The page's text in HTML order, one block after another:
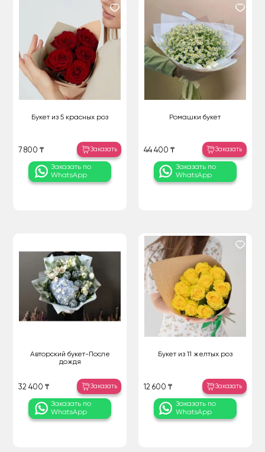
Букет из 5 красных роз
7 800 ₸ Заказать
Заказать по
WhatsApp
Ромашки букет
44 400 ₸ Заказать
Заказать по
WhatsApp
Авторский букет-После
дождя
32 400 ₸ Заказать
Заказать по
WhatsApp
Букет из 11 желтых роз
12 600 ₸ Заказать
Заказать по
WhatsApp